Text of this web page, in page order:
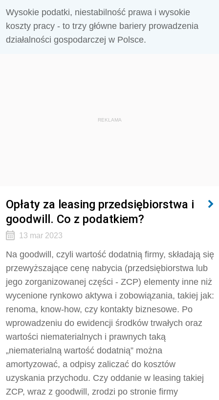
Wysokie podatki, niestabilność prawa i wysokie
koszty pracy - to trzy główne bariery prowadzenia
działalności gospodarczej w Polsce.
REKLAMA
Opłaty za leasing przedsiębiorstwa i
goodwill. Co z podatkiem?
13 mar 2023
Na goodwill, czyli wartość dodatnią firmy, składają się
przewyższające cenę nabycia (przedsiębiorstwa lub
jego zorganizowanej części - ZCP) elementy inne niż
wycenione rynkowo aktywa i zobowiązania, takiej jak:
renoma, know-how, czy kontakty biznesowe. Po
wprowadzeniu do ewidencji środków trwałych oraz
wartości niematerialnych i prawnych taką
„niematerialną wartość dodatnią” można
amortyzować, a odpisy zaliczać do kosztów
uzyskania przychodu. Czy oddanie w leasing takiej
ZCP, wraz z goodwill, zrodzi po stronie firmy